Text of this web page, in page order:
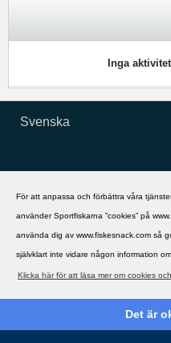
För att anpassa och förbättra våra
använder Sportfiskarna ”cookies” på
använda dig av www.fiskesnack.com så
självklart inte vidare någon information om
Klicka här för att läsa mer om cookies
Det är
Inga
Svenska
Copyright ©2002 - 2021,
Copyright © 2026
All times